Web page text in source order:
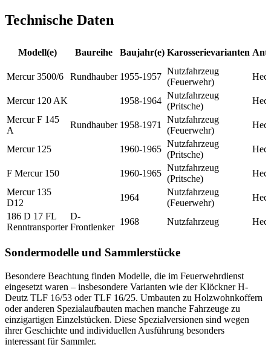
Technische Daten
Modell(e) Baureihe Baujahr(e) Karosserievarianten
Mercur 3500/6 Rundhauber 1955-1957
Nutzfahrzeug
(Feuerwehr)
Mercur 120 AK 1958-1964
Nutzfahrzeug
(Pritsche)
Mercur F 145
A
Rundhauber 1958-1971
Nutzfahrzeug
(Feuerwehr)
Mercur 125 1960-1965
Nutzfahrzeug
(Pritsche)
F Mercur 150 1960-1965
Nutzfahrzeug
(Pritsche)
Mercur 135
D12
1964
Nutzfahrzeug
(Feuerwehr)
186 D 17 FL
Renntransporter
D-
Frontlenker
1968 Nutzfahrzeug
Sondermodelle und Sammlerstücke
Besondere Beachtung finden Modelle, die im Feuerwehrdienst
eingesetzt waren – insbesondere Varianten wie der Klöckner H-
Deutz TLF 16/53 oder TLF 16/25. Umbauten zu Holzwohnkoffern
oder anderen Spezialaufbauten machen manche Fahrzeuge zu
einzigartigen Einzelstücken. Diese Spezialversionen sind wegen
ihrer Geschichte und individuellen Ausführung besonders
interessant für Sammler.